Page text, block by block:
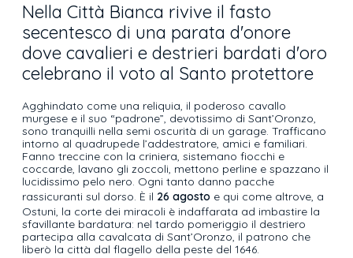
Nella Città Bianca rivive il fasto
secentesco di una parata d'onore
dove cavalieri e destrieri bardati d'oro
celebrano il voto al Santo protettore
Agghindato come una reliquia, il poderoso cavallo
murgese e il suo “padrone”, devotissimo di Sant’Oronzo,
sono tranquilli nella semi oscurità di un garage. Trafficano
intorno al quadrupede l’addestratore, amici e familiari.
Fanno treccine con la criniera, sistemano fiocchi e
coccarde, lavano gli zoccoli, mettono perline e spazzano il
lucidissimo pelo nero. Ogni tanto danno pacche
rassicuranti sul dorso. È il 26 agosto e qui come altrove, a
Ostuni, la corte dei miracoli è indaffarata ad imbastire la
sfavillante bardatura: nel tardo pomeriggio il destriero
partecipa alla cavalcata di Sant’Oronzo, il patrono che
liberò la città dal flagello della peste del 1646.